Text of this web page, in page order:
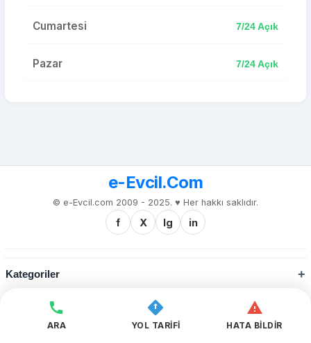
Cumartesi 7/24 Açık
Pazar 7/24 Açık
ARA YOL TARİFİ HATA BİLDİR
e-Evcil.Com
© e-Evcil.com 2009 - 2025. ♥️ Her hakkı saklıdır.
f X Ig in
Kategoriler
Kurumsal